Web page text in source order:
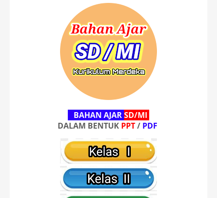
BAHAN AJARSD/MI
DALAM BENTUK PPT/ PDF